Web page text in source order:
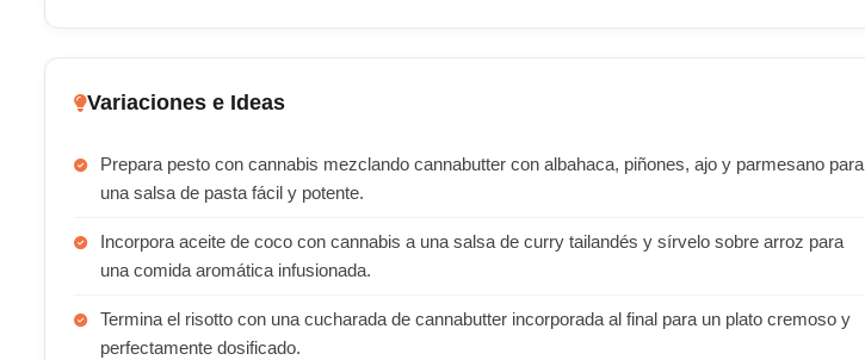
Variaciones e Ideas
Prepara pesto con cannabis mezclando cannabutter con albahaca, piñones, ajo y parmesano para
una salsa de pasta fácil y potente.
Incorpora aceite de coco con cannabis a una salsa de curry tailandés y sírvelo sobre arroz para
una comida aromática infusionada.
Termina el risotto con una cucharada de cannabutter incorporada al final para un plato cremoso y
perfectamente dosificado.